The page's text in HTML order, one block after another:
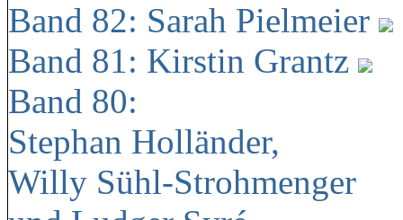
Band 82: Sarah Pielmeier
Band 81: Kirstin Grantz
Band 80:
Stephan Holländer,
Willy Sühl-Strohmenger